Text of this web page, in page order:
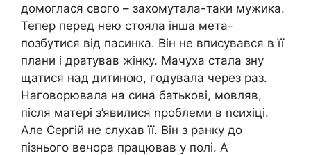
домоглася свого – захомутала-таки мужика.
Тепер перед нею стояла інша мета-
позбутися від пасинка. Він не вписувався в її
плани і дратував жінку. Мачуха стала зну
щатися над дитиною, годувала через раз.
Наговорювала на сина батькові, мовляв,
після матері з’явилися nроблеми в nсихіці.
Але Сергій не слухав її. Він з ранку до
пізнього вечора працював у полі. А